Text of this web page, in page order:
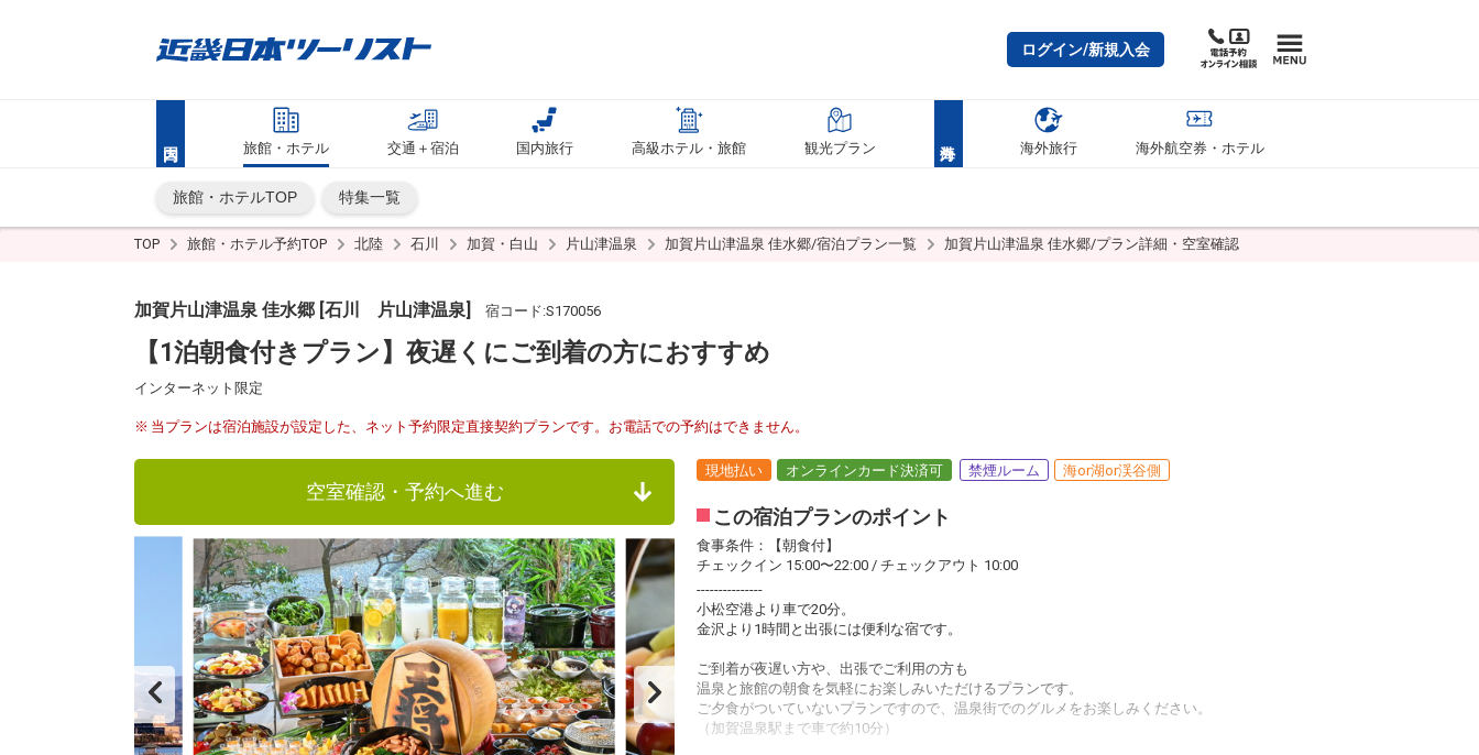
ログイン/新規入会
旅館・ホテル 交通＋宿泊 国内旅行 高級ホテル・旅館 観光プラン 海外旅行 海外航空券・ホテル
旅館・ホテルTOP 特集一覧
TOP 旅館・ホテル予約TOP 北陸 石川 加賀・白山 片山津温泉 加賀片山津温泉 佳水郷/宿泊プラン一覧 加賀片山津温泉 佳水郷/プラン詳細・空室確認
加賀片山津温泉 佳水郷 [石川 片山津温泉] 宿コード:S170056
【1泊朝食付きプラン】夜遅くにご到着の方におすすめ
インターネット限定
当プランは宿泊施設が設定した、ネット予約限定直接契約プランです。お電話での予約はできません。
空室確認・予約へ進む
現地払い オンラインカード決済可 禁煙ルーム 海or湖or渓谷側
この宿泊プランのポイント
食事条件：【朝食付】
チェックイン 15:00〜22:00 / チェックアウト 10:00
---------------
小松空港より車で20分。
金沢より1時間と出張には便利な宿です。
ご到着が夜遅い方や、出張でご利用の方も
温泉と旅館の朝食を気軽にお楽しみいただけるプランです。
ご夕食がついていないプランですので、温泉街でのグルメをお楽しみください。
（加賀温泉駅まで車で約10分）